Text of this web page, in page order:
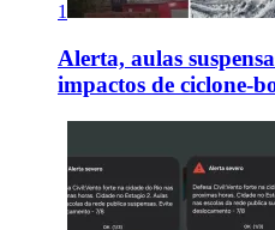
1
Alerta, aulas
impactos de ciclone-